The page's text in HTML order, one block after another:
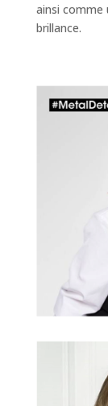
ainsi comme
brillance.